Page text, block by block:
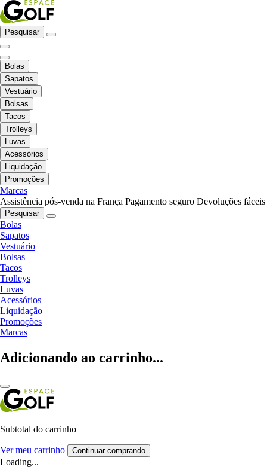
Pesquisar
Bolas
Sapatos
Vestuário
Bolsas
Tacos
Trolleys
Luvas
Acessórios
Liquidação
Promoções
Marcas
Assistência pós-venda na França Pagamento seguro Devoluções fáceis
Pesquisar
Bolas
Sapatos
Vestuário
Bolsas
Tacos
Trolleys
Luvas
Acessórios
Liquidação
Promoções
Marcas
Adicionando ao carrinho...
Subtotal do carrinho
Ver meu carrinho Continuar comprando
Loading...